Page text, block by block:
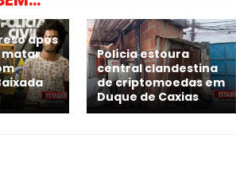
após
matar
Polícia estoura
central clandestina
de criptomoedas em
Duque de Caxias